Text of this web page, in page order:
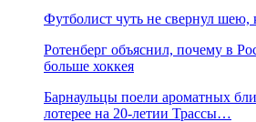
Футболист чуть не свернул шею,
Ротенберг объяснил, почему в
больше хоккея
Барнаульцы поели ароматных
лотерее на 20-летии Трассы…